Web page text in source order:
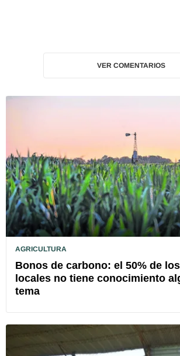
VER COMENTARIOS
AGRICULTURA
Bonos de carbono: el 50% de
locales no tiene conocimiento
tema